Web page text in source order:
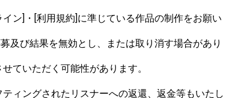
ン]・[利用規約]に準じている作品の制作をお願い
及び結果を無効とし、または取り消す場合があり
ていただく可能性があります。
ィングされたリスナーへの返還、返金等もいたし